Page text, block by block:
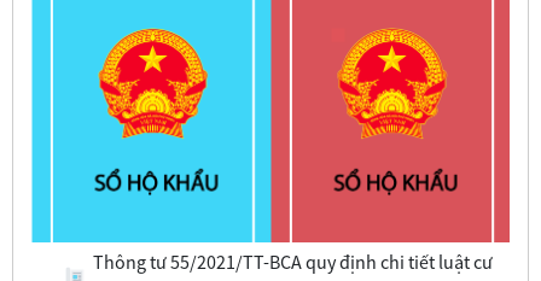
Thông tư 55/2021/TT-BCA quy định chi tiết luật cư